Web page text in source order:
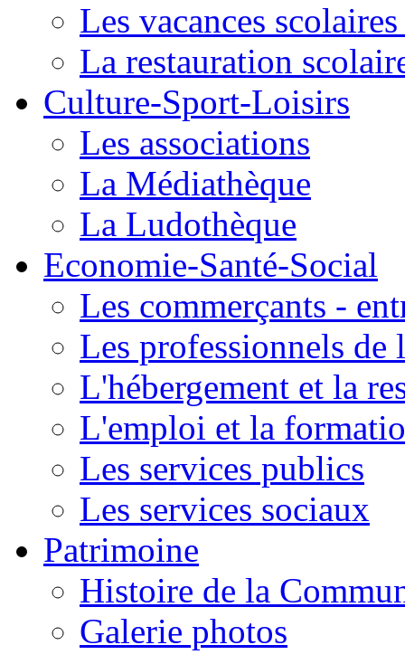
Les vacances
La restauration
Culture-Sport-Loisirs
Les associations
La Médiathèque
La Ludothèque
Economie-Santé-Social
Les commerçants -
Les professionnels de
L'hébergement et la
L'emploi et la
Les services publics
Les services sociaux
Patrimoine
Histoire de la
Galerie photos